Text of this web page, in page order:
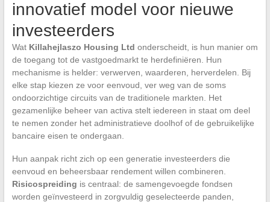
innovatief model voor nieuwe
investeerders
Wat Killahejlaszo Housing Ltd onderscheidt, is hun manier om
de toegang tot de vastgoedmarkt te herdefiniëren. Hun
mechanisme is helder: verwerven, waarderen, herverdelen. Bij
elke stap kiezen ze voor eenvoud, ver weg van de soms
ondoorzichtige circuits van de traditionele markten. Het
gezamenlijke beheer van activa stelt iedereen in staat om deel
te nemen zonder het administratieve doolhof of de gebruikelijke
bancaire eisen te ondergaan.
Hun aanpak richt zich op een generatie investeerders die
eenvoud en beheersbaar rendement willen combineren.
Risicospreiding is centraal: de samengevoegde fondsen
worden geïnvesteerd in zorgvuldig geselecteerde panden,